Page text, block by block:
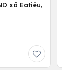
xã Eatiêu,